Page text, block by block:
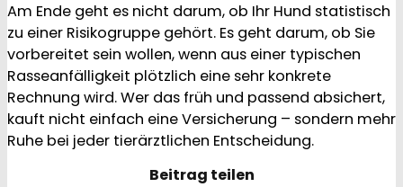
Am Ende geht es nicht darum, ob Ihr Hund statistisch
zu einer Risikogruppe gehört. Es geht darum, ob Sie
vorbereitet sein wollen, wenn aus einer typischen
Rasseanfälligkeit plötzlich eine sehr konkrete
Rechnung wird. Wer das früh und passend absichert,
kauft nicht einfach eine Versicherung – sondern mehr
Ruhe bei jeder tierärztlichen Entscheidung.
Beitrag teilen